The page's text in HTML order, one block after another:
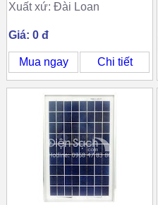
Xuất xứ: Đài Loan
Giá: 0 đ
Mua ngay Chi tiết